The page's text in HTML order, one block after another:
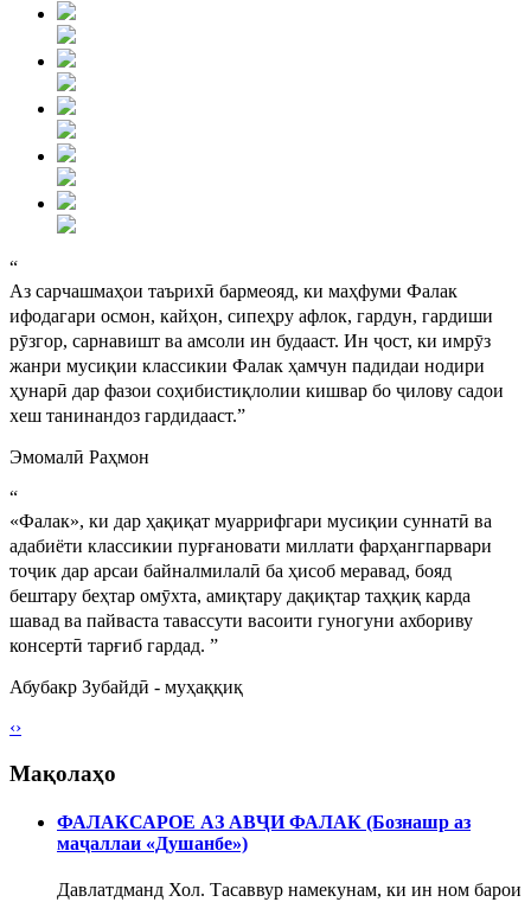
“
Аз сарчашмаҳои таърихӣ бармеояд, ки маҳфуми Фалак
ифодагари осмон, кайҳон, сипеҳру афлок, гардун, гардиши
рӯзгор, сарнавишт ва амсоли ин будааст. Ин ҷост, ки имрӯз
жанри мусиқии классикии Фалак ҳамчун падидаи нодири
ҳунарӣ дар фазои соҳибистиқлолии кишвар бо ҷилову садои
хеш танинандоз гардидааст.”
Эмомалӣ Раҳмон
“
«Фалак», ки дар ҳақиқат муаррифгари мусиқии суннатӣ ва
адабиёти классикии пурғановати миллати фарҳангпарвари
тоҷик дар арсаи байналмилалӣ ба ҳисоб меравад, бояд
бештару беҳтар омӯхта, амиқтару дақиқтар таҳқиқ карда
шавад ва пайваста тавассути васоити гуногуни ахбориву
консертӣ тарғиб гардад. ”
Абубакр Зубайдӣ - муҳаққиқ
‹›
Мақолаҳо
ФАЛАКСАРОЕ АЗ АВҶИ ФАЛАК (Бознашр аз
маҷаллаи «Душанбе»)
Давлатдманд Хол. Тасаввур намекунам, ки ин ном барои